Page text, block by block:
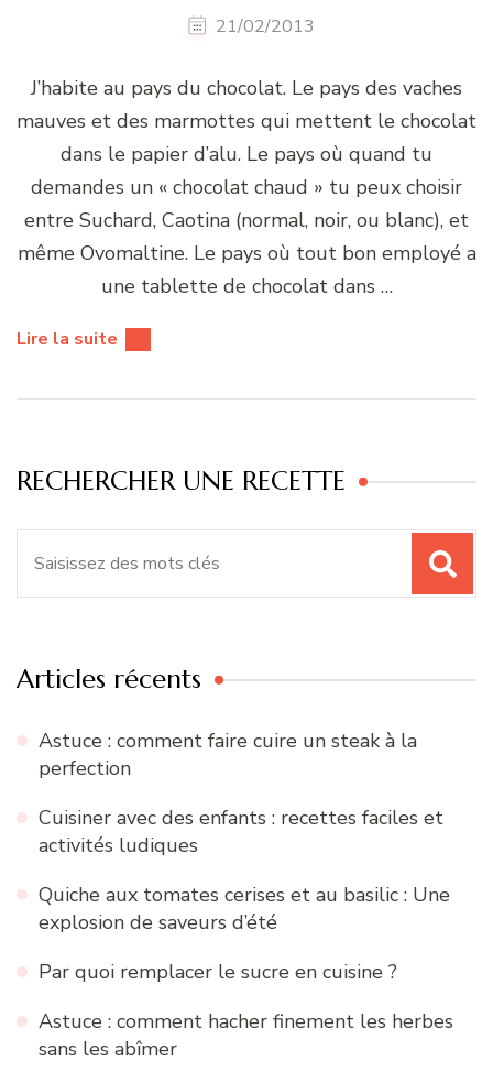
21/02/2013
J’habite au pays du chocolat. Le pays des vaches
mauves et des marmottes qui mettent le chocolat
dans le papier d’alu. Le pays où quand tu
demandes un « chocolat chaud » tu peux choisir
entre Suchard, Caotina (normal, noir, ou blanc), et
même Ovomaltine. Le pays où tout bon employé a
une tablette de chocolat dans …
Lire la suite
RECHERCHER UNE RECETTE
Articles récents
Astuce : comment faire cuire un steak à la
perfection
Cuisiner avec des enfants : recettes faciles et
activités ludiques
Quiche aux tomates cerises et au basilic : Une
explosion de saveurs d’été
Par quoi remplacer le sucre en cuisine ?
Astuce : comment hacher finement les herbes
sans les abîmer